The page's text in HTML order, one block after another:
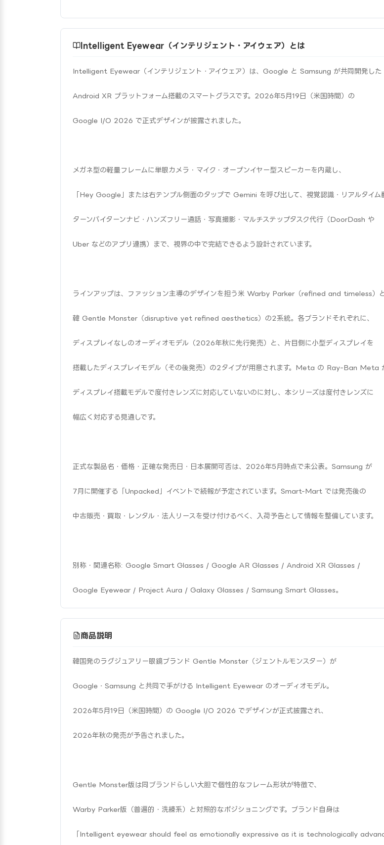
Intelligent Eyewear（インテリジェント・アイウェア）とは
Intelligent Eyewear（インテリジェント・アイウェア）は、Google と Samsung が共同開発した
Android XR プラットフォーム搭載のスマートグラスです。2026年5月19日（米国時間）の
Google I/O 2026 で正式デザインが披露されました。
メガネ型の軽量フレームに単眼カメラ・マイク・オープンイヤー型スピーカーを内蔵し、
「Hey Google」または右テンプル側面のタップで Gemini を呼び出して、視覚認識・リアルタイム
ターンバイターンナビ・ハンズフリー通話・写真撮影・マルチステップタスク代行（DoorDash や
Uber などのアプリ連携）まで、視界の中で完結できるよう設計されています。
ラインアップは、ファッション主導のデザインを担う米 Warby Parker（refined and timeless）
韓 Gentle Monster（disruptive yet refined aesthetics）の2系統。各ブランドそれぞれに、
ディスプレイなしのオーディオモデル（2026年秋に先行発売）と、片目側に小型ディスプレイを
搭載したディスプレイモデル（その後発売）の2タイプが用意されます。Meta の Ray-Ban Meta
ディスプレイ搭載モデルで度付きレンズに対応していないのに対し、本シリーズは度付きレンズに
幅広く対応する見通しです。
正式な製品名・価格・正確な発売日・日本展開可否は、2026年5月時点で未公表。Samsung が
7月に開催する「Unpacked」イベントで続報が予定されています。Smart-Mart では発売後の
中古販売・買取・レンタル・法人リースを受け付けるべく、入荷予告として情報を整備しています。
別称・関連名称: Google Smart Glasses / Google AR Glasses / Android XR Glasses /
Google Eyewear / Project Aura / Galaxy Glasses / Samsung Smart Glasses。
商品説明
韓国発のラグジュアリー眼鏡ブランド Gentle Monster（ジェントルモンスター）が
Google・Samsung と共同で手がける Intelligent Eyewear のオーディオモデル。
2026年5月19日（米国時間）の Google I/O 2026 でデザインが正式披露され、
2026年秋の発売が予告されました。
Gentle Monster版は同ブランドらしい大胆で個性的なフレーム形状が特徴で、
Warby Parker版（普遍的・洗練系）と対照的なポジショニングです。ブランド自身は
「Intelligent eyewear should feel as emotionally expressive as it is technologically